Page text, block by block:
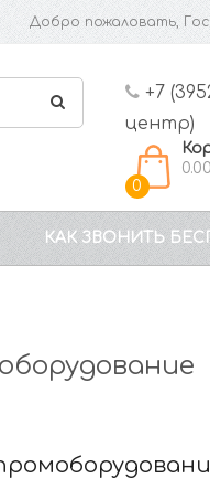
Добро пожаловать,
+7
центр)
0
0.00
КАК ЗВОНИТЬ